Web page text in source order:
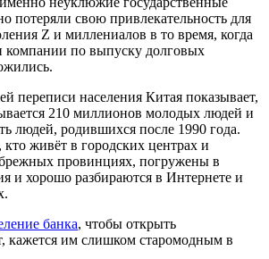
потеряли свою привлекательность для
Z и миллениалов в то время, когда
компании по выпуску долговых
переписи населения Китая показывает,
210 миллионов молодых людей и
людей, родившихся после 1990 года.
живёт в городских центрах и
провинциях, погружены в
и хорошо разбираются в Интернете и
банка, чтобы открыть
кажется им слишком старомодным в